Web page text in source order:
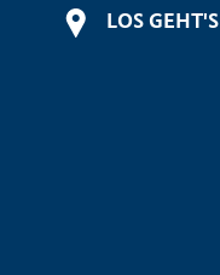
LOS GEHT'S